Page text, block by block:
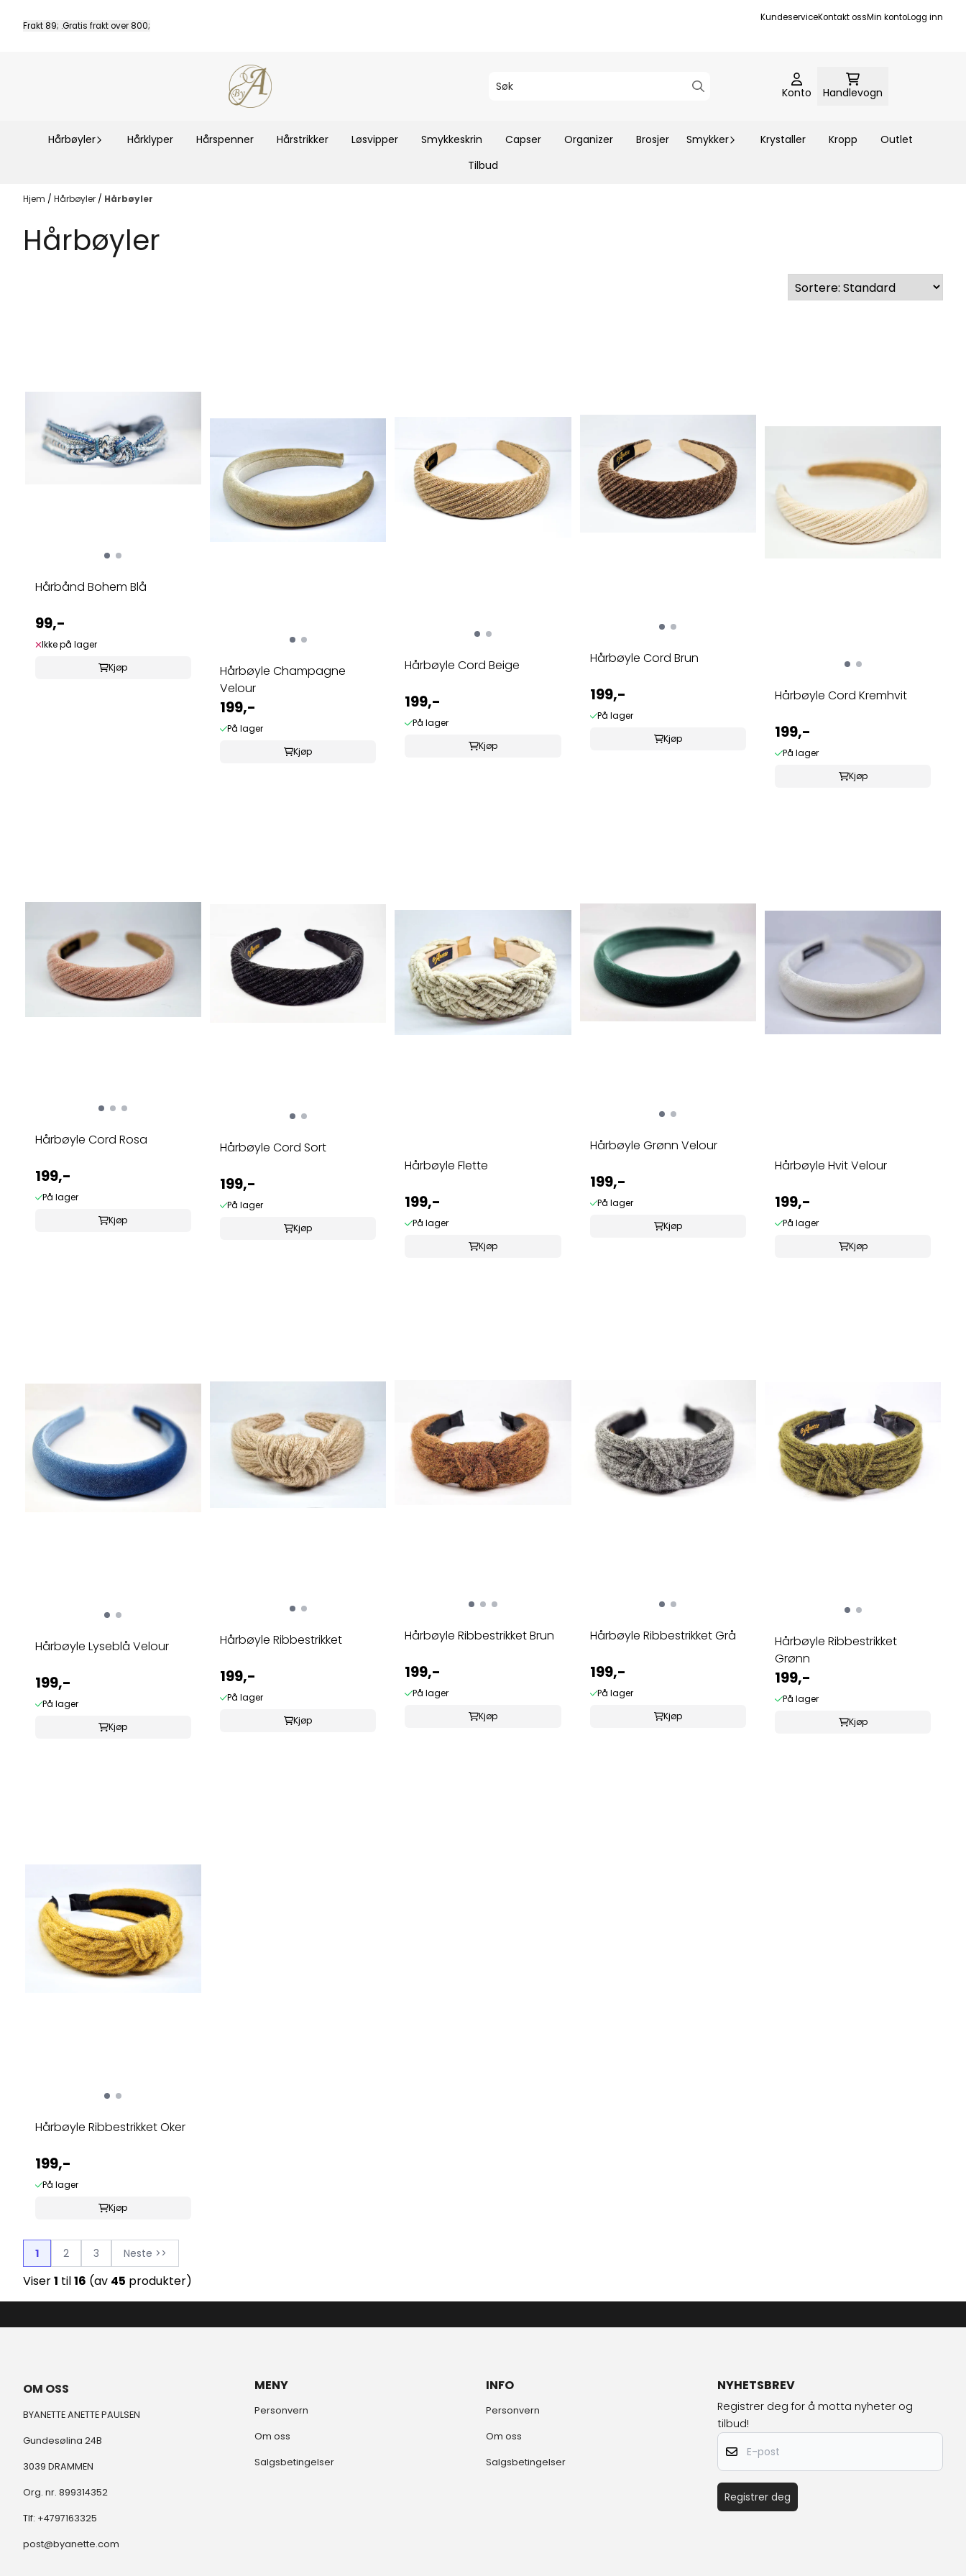
Frakt 89; .Gratis frakt over 800;
KundeserviceKontakt ossMin kontoLogg inn
Konto Handlevogn
Hårbøyler Hårklyper Hårspenner Hårstrikker Løsvipper Smykkeskrin Capser Organizer Brosjer Smykker Krystaller Kropp
Outlet
Tilbud
Hjem / Hårbøyler / Hårbøyler
Hårbøyler
Hårbånd Bohem Blå
99,-
Ikke på lager
Kjøp
Hårbøyle Champagne
Velour
199,-
På lager
Kjøp
Hårbøyle Cord Beige
199,-
På lager
Kjøp
Hårbøyle Cord Brun
199,-
På lager
Kjøp
Hårbøyle Cord Kremhvit
199,-
På lager
Kjøp
Hårbøyle Cord Rosa
199,-
På lager
Kjøp
Hårbøyle Cord Sort
199,-
På lager
Kjøp
Hårbøyle Flette
199,-
På lager
Kjøp
Hårbøyle Grønn Velour
199,-
På lager
Kjøp
Hårbøyle Hvit Velour
199,-
På lager
Kjøp
Hårbøyle Lyseblå Velour
199,-
På lager
Kjøp
Hårbøyle Ribbestrikket
199,-
På lager
Kjøp
Hårbøyle Ribbestrikket Brun
199,-
På lager
Kjøp
Hårbøyle Ribbestrikket Grå
199,-
På lager
Kjøp
Hårbøyle Ribbestrikket
Grønn
199,-
På lager
Kjøp
Hårbøyle Ribbestrikket Oker
199,-
På lager
Kjøp
1 2 3 Neste >>
Viser1 til16 (av 45 produkter)
OM OSS
BYANETTE ANETTE PAULSEN
Gundesølina 24B
3039 DRAMMEN
Org. nr. 899314352
Tlf: +4797163325
post@byanette.com
MENY
Personvern
Om oss
Salgsbetingelser
INFO
Personvern
Om oss
Salgsbetingelser
NYHETSBREV
Registrer deg for å motta nyheter og
tilbud!
E-post
Registrer deg